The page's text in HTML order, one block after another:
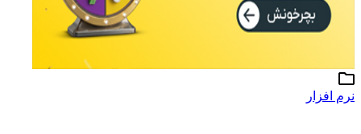
نرم افزار